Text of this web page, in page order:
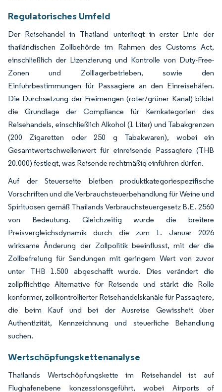
Regulatorisches Umfeld
Der Reisehandel in Thailand unterliegt in erster Linie der
thailändischen Zollbehörde im Rahmen des Customs Act,
einschließlich der Lizenzierung und Kontrolle von Duty-Free-
Zonen und Zolllagerbetrieben, sowie den
Einfuhrbestimmungen für Passagiere an den Einreisehäfen.
Die Durchsetzung der Freimengen (roter/grüner Kanal) bildet
die Grundlage der Compliance für Kernkategorien des
Reisehandels, einschließlich Alkohol (1 Liter) und Tabakgrenzen
(200 Zigaretten oder 250 g Tabakwaren), wobei ein
Gesamtwertschwellenwert für einreisende Passagiere (THB
20.000) festlegt, was Reisende rechtmäßig einführen dürfen.
Auf der Steuerseite bleiben produktkategoriespezifische
Vorschriften und die Verbrauchsteuerbehandlung für Weine und
Spirituosen gemäß Thailands Verbrauchsteuergesetz B.E. 2560
von Bedeutung. Gleichzeitig wurde die breitere
Preisvergleichsdynamik durch die zum 1. Januar 2026
wirksame Änderung der Zollpolitik beeinflusst, mit der die
Zollbefreiung für Sendungen mit geringem Wert von zuvor
unter THB 1.500 abgeschafft wurde. Dies verändert die
zollpflichtige Alternative für Reisende und stärkt die Rolle
konformer, zollkontrollierter Reisehandelskanäle für Passagiere,
die beim Kauf und bei der Ausreise Gewissheit über
Authentizität, Kennzeichnung und steuerliche Behandlung
suchen.
Wertschöpfungskettenanalyse
Thailands Wertschöpfungskette im Reisehandel ist auf
Flughafenebene konzessionsgeführt, wobei Airports of